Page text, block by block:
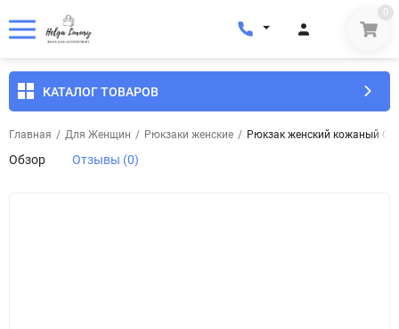
0
КАТАЛОГ ТОВАРОВ
Главная / Для Женщин / Рюкзаки женские / Рюкзак женский кожаный
Обзор Отзывы (0)